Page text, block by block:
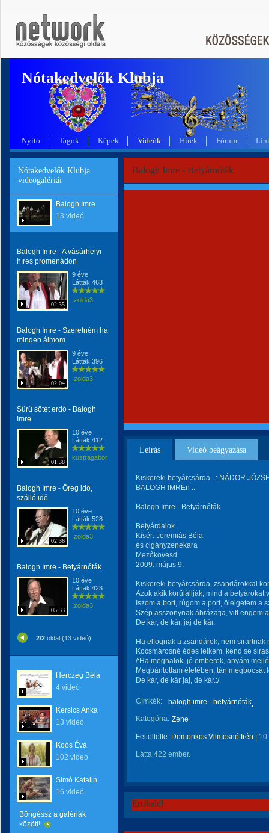
Nótakedvelők Klubja
Nyitó Tagok Képek Videók Hírek Fórum
Nótakedvelők Klubja
videógalériái
Balogh Imre
13 videó
Balogh Imre - A vásárhelyi
híres promenádon
02:35
9 éve
Látták:463
Izolda3
Balogh Imre - Szeretném ha
minden álmom
02:04
9 éve
Látták:396
Izolda3
Sűrű sötét erdő - Balogh
Imre
01:38
10 éve
Látták:412
kustragabor
Balogh Imre - Öreg idő,
szálló idő
02:36
10 éve
Látták:528
Izolda3
Balogh Imre - Betyárnóták
05:33
10 éve
Látták:423
Izolda3
2/2 oldal (13 videó)
Herczeg Béla
4 videó
Kersics Anka
13 videó
Koós Éva
102 videó
Simó Katalin
16 videó
Böngéssz a galériák
között!
Balogh Imre - Betyárnóták
Leírás Videó beágyazása
Kiskereki betyárcsárda . : NÁDOR
BALOGH IMREn ..
Balogh Imre - Betyárnóták
Betyárdalok
Kísér: Jeremiás Béla
és cigányzenekara
Mezőkövesd
2009. május 9.
Kiskereki betyárcsárda, zsandárokkal
Azok akik körülállják, mind a betyárokat
Iszom a bort, rúgom a port, ölelgetem a
Szép asszonynak ábrázatja, vitt engem
De kár, de kár, jaj de kár.
Ha elfognak a zsandárok, nem sirartnak
Kocsmárosné édes lelkem, kend se
/:Ha meghalok, jó emberek, anyám
Megbántottam életében, tán megbocsát
De kár, de kár jaj, de kár.:/
Címkék:
balogh imre - betyárnóták
Kategória: Zene
Feltöltötte: Domonkos Vilmosné Irén 10
Látta 422 ember.
Értékeld!